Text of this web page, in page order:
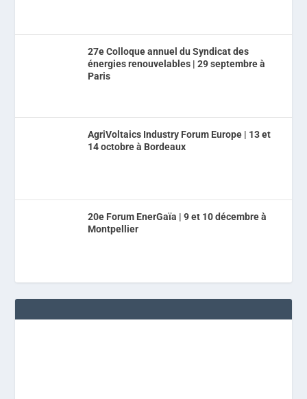
27e Colloque annuel du Syndicat des
énergies renouvelables | 29 septembre à
Paris
AgriVoltaics Industry Forum Europe | 13 et
14 octobre à Bordeaux
20e Forum EnerGaïa | 9 et 10 décembre à
Montpellier